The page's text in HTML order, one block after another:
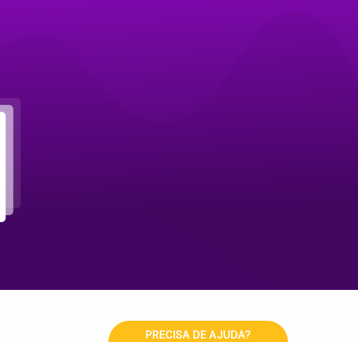
PRECISA DE AJUDA?